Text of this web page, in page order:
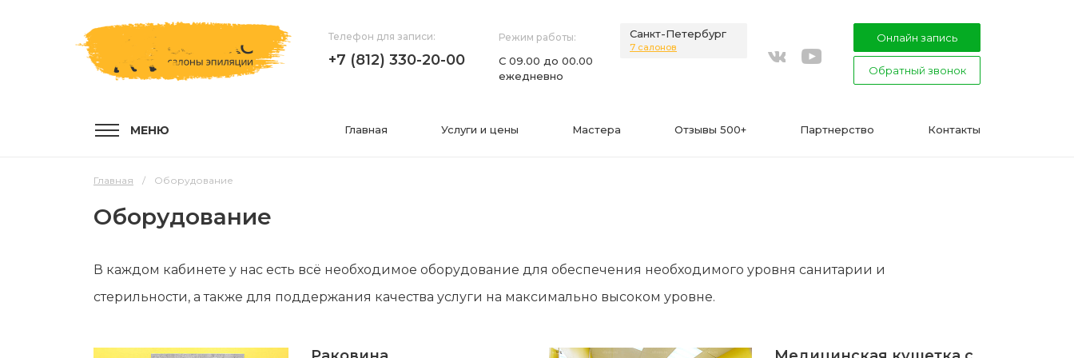
Телефон для записи:
+7 (812) 330-20-00
Режим работы:
С 09.00 до 00.00
ежедневно
Санкт-Петербург
7 салонов
youtube
Онлайн запись
Обратный звонок
Главная Услуги и цены Мастера Отзывы 500+ Партнерство Контакты
МЕНЮ
Главная Оборудование
Оборудование
В каждом кабинете у нас есть всё необходимое оборудование для обеспечения необходимого уровня санитарии и
стерильности, а также для поддержания качества услуги на максимально высоком уровне.